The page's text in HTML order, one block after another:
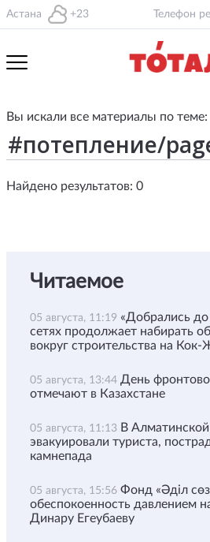
Астана +23 Телефон
Вы искали все материалы по теме:
Найдено результатов: 0
Читаемое
05 августа, 11:19 «Добрались до
сетях продолжает набирать
вокруг строительства на
05 августа, 13:44 День
отмечают в Казахстане
05 августа, 11:13 В
эвакуировали туриста,
камнепада
05 августа, 15:56 Фонд «Әділ
обеспокоенность давлением
Динару Егеубаеву